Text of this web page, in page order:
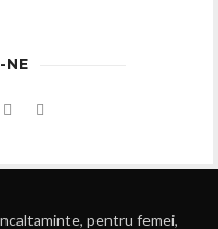
NE
pentru femei,